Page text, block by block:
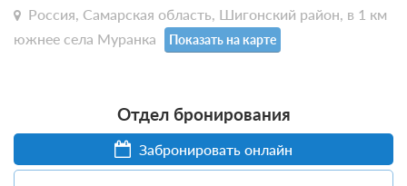
Россия, Самарская область, Шигонский район, в 1 км
южнее села Муранка
Показать на карте
Отдел бронирования
Забронировать онлайн